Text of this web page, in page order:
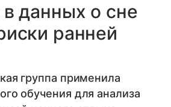
данных о сне
ранней
группа применила
обучения для анализа